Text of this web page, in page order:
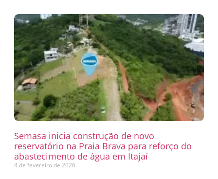
Semasa inicia construção de novo
reservatório na Praia Brava para reforço do
abastecimento de água em Itajaí
4 de fevereiro de 2026